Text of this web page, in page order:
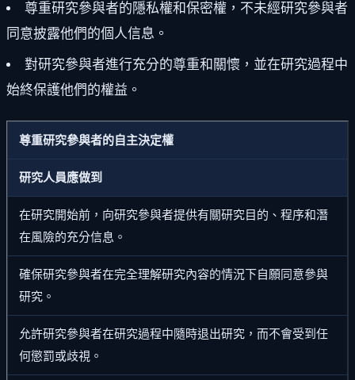
尊重研究參與者的隱私權和保密權，不未經研究參與者
同意披露他們的個人信息。
對研究參與者進行充分的尊重和關懷，並在研究過程中
始終保護他們的權益。
尊重研究參與者的自主決定權
研究人員應做到
在研究開始前，向研究參與者提供有關研究目的、程序和潛
在風險的充分信息。
確保研究參與者在完全理解研究內容的情況下自願同意參與
研究。
允許研究參與者在研究過程中隨時退出研究，而不會受到任
何懲罰或歧視。